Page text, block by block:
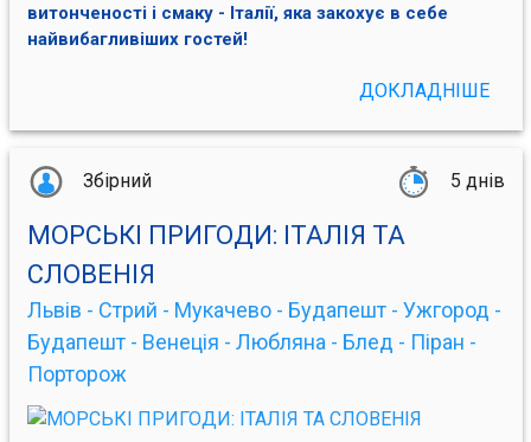
витонченості і смаку - Італії, яка закохує в себе
найвибагливіших гостей!
ДОКЛАДНІШЕ
Збірний 5 днів
МОРСЬКІ ПРИГОДИ: ІТАЛІЯ ТА
СЛОВЕНІЯ
Львів - Стрий - Мукачево - Будапешт - Ужгород -
Будапешт - Венеція - Любляна - Блед - Піран -
Порторож